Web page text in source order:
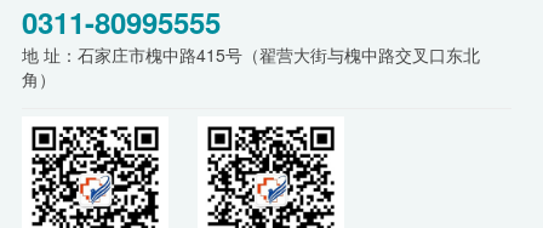
0311-80995555
地 址：石家庄市槐中路415号（翟营大街与槐中路交叉口东北
角）